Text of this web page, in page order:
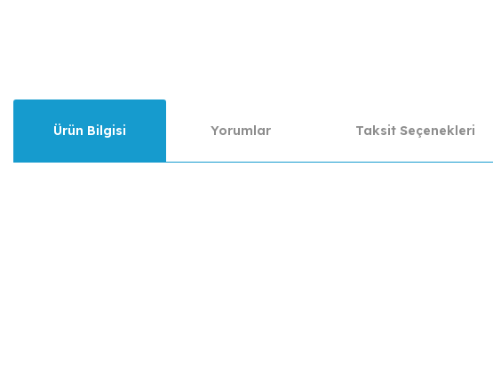
Ürün Bilgisi Yorumlar Taksit Seçenekleri